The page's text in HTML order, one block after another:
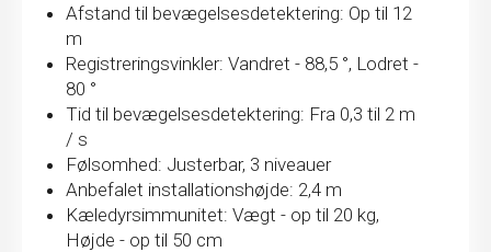
Afstand til bevægelsesdetektering: Op til 12
m
Registreringsvinkler: Vandret - 88,5 °, Lodret -
80 °
Tid til bevægelsesdetektering: Fra 0,3 til 2 m
/ s
Følsomhed: Justerbar, 3 niveauer
Anbefalet installationshøjde: 2,4 m
Kæledyrsimmunitet: Vægt - op til 20 kg,
Højde - op til 50 cm